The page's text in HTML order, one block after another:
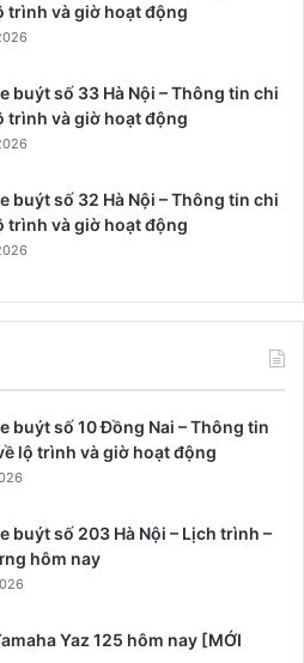
trình và giờ hoạt động
buýt số 33 Hà Nội – Thông tin chi
trình và giờ hoạt động
buýt số 32 Hà Nội – Thông tin chi
trình và giờ hoạt động
buýt số 10 Đồng Nai – Thông tin
lộ trình và giờ hoạt động
buýt số 203 Hà Nội – Lịch trình –
hôm nay
Yaz 125 hôm nay [MỚI